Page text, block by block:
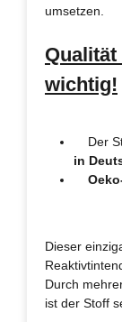
umsetzen.
wichtig!
Der
in
Dieser
Durch
ist der Stoff